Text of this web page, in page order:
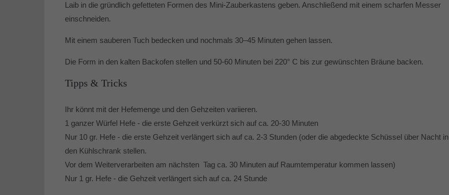
Laib in die gründlich gefetteten Formen des Mini-Zauberkastens geben. Anschließend mit einem scharfen Messer
einschneiden.
Mit einem sauberen Tuch bedecken und nochmals 30–45 Minuten gehen lassen.
Die Form in den kalten Backofen stellen und 50-60 Minuten bei 220° C bis zur gewünschten Bräune backen.
Tipps & Tricks
Ihr könnt mit der Hefemenge und den Gehzeiten variieren.
1 ganzer Würfel Hefe - die erste Gehzeit verkürzt sich auf ca. 20-30 Minuten
Nur 10 gr. Hefe - die erste Gehzeit verlängert sich auf ca. 2-3 Stunden (oder die abgedeckte Schüssel über Nacht in
den Kühlschrank stellen.
Vor dem Weiterverarbeiten am nächsten Tag ca. 30 Minuten auf Raumtemperatur kommen lassen)
Nur 1 gr. Hefe - die Gehzeit verlängert sich auf ca. 24 Stunde